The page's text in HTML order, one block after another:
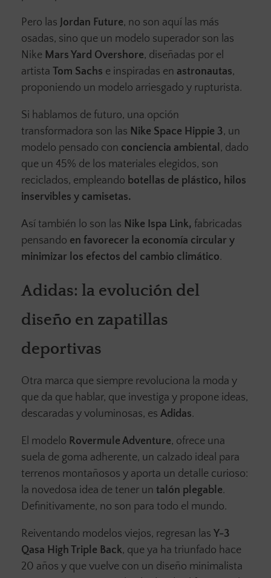
Pero las Jordan Future, no son aquí las más
osadas, sino que un modelo superador son las
Nike Mars Yard Overshore, diseñadas por el
artista Tom Sachs e inspiradas en astronautas,
proponiendo un modelo arriesgado y rupturista.
Si hablamos de futuro, una opción
transformadora son las Nike Space Hippie 3, un
modelo pensado con conciencia ambiental , dado
que un 45% de los materiales elegidos, son
reciclados, empleando botellas de plástico, hilos
inservibles y camisetas.
Así también lo son las Nike Ispa Link, fabricadas
pensando en favorecer la economía circular y
minimizar los efectos del cambio climático.
Adidas: la evolución del
diseño en zapatillas
deportivas
Otra marca que siempre revoluciona la moda y
que da que hablar, que investiga y propone ideas,
descaradas y voluminosas, es Adidas.
El modelo Rovermule Adventure, ofrece una
suela de goma adherente, un calzado ideal para
terrenos montañosos y aporta un detalle curioso:
la novedosa idea de tener un talón plegable.
Definitivamente, no son para todo el mundo.
Reiventando modelos viejos, regresan las Y-3
Qasa High Triple Back, que ya ha triunfado hace
20 años y que vuelve con un diseño minimalista